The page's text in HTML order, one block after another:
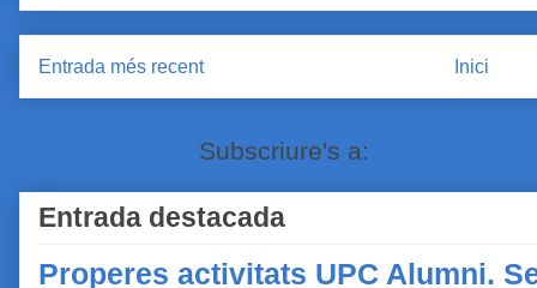
Entrada més recent Inici
Subscriure's a:
Entrada destacada
Properes activitats UPC Alumni.